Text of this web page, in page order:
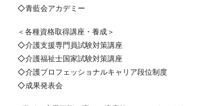
◇青藍会アカデミー
＜各種資格取得講座・養成＞
◇介護支援専門員試験対策講座
◇介護福祉士国家試験対策講座
◇介護プロフェッショナルキャリア段位制度
◇成果発表会